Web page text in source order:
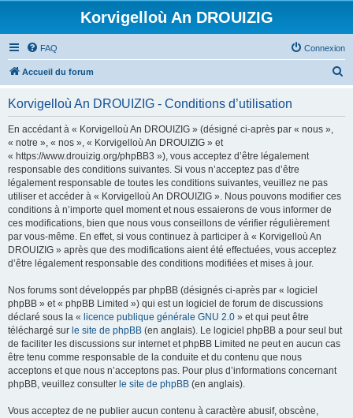
Korvigelloù An DROUIZIG
FAQ Connexion
Accueil du forum
Korvigelloù An DROUIZIG - Conditions d’utilisation
En accédant à « Korvigelloù An DROUIZIG » (désigné ci-après par « nous »,
« notre », « nos », « Korvigelloù An DROUIZIG » et
« https://www.drouizig.org/phpBB3 »), vous acceptez d’être légalement
responsable des conditions suivantes. Si vous n’acceptez pas d’être
légalement responsable de toutes les conditions suivantes, veuillez ne pas
utiliser et accéder à « Korvigelloù An DROUIZIG ». Nous pouvons modifier ces
conditions à n’importe quel moment et nous essaierons de vous informer de
ces modifications, bien que nous vous conseillons de vérifier régulièrement
par vous-même. En effet, si vous continuez à participer à « Korvigelloù An
DROUIZIG » après que des modifications aient été effectuées, vous acceptez
d’être légalement responsable des conditions modifiées et mises à jour.
Nos forums sont développés par phpBB (désignés ci-après par « logiciel
phpBB » et « phpBB Limited ») qui est un logiciel de forum de discussions
déclaré sous la « licence publique générale GNU 2.0 » et qui peut être
téléchargé sur le site de phpBB (en anglais). Le logiciel phpBB a pour seul but
de faciliter les discussions sur internet et phpBB Limited ne peut en aucun cas
être tenu comme responsable de la conduite et du contenu que nous
acceptons et que nous n’acceptons pas. Pour plus d’informations concernant
phpBB, veuillez consulter le site de phpBB (en anglais).
Vous acceptez de ne publier aucun contenu à caractère abusif, obscène,